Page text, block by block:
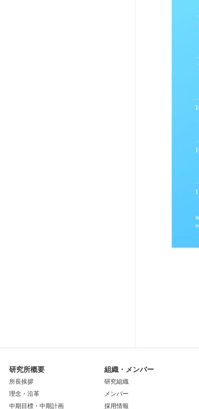
研究所概要
所長挨拶
理念・沿革
中期目標・中期計画
組織・メンバー
研究組織
メンバー
採用情報